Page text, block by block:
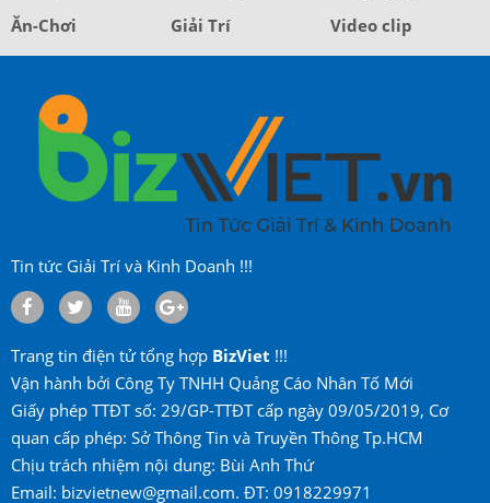
Ăn-Chơi
Giải Trí Video clip
Tin tức Giải Trí và Kinh Doanh !!!
Trang tin điện tử tổng hợp BizViet !!!
Vận hành bởi Công Ty TNHH Quảng Cáo Nhân Tố Mới
Giấy phép TTĐT số: 29/GP-TTĐT cấp ngày 09/05/2019, Cơ
quan cấp phép: Sở Thông Tin và Truyền Thông Tp.HCM
Chịu trách nhiệm nội dung: Bùi Anh Thứ
Email: bizvietnew@gmail.com. ĐT: 0918229971